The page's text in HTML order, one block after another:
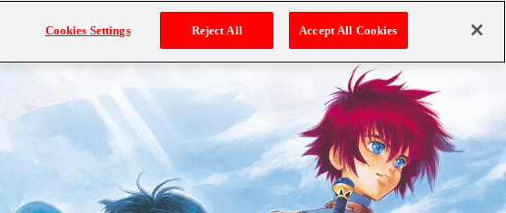
タイトルラインナップ テイルズ オブ コンテンツ メールマガジン
Cookies Settings Reject All Accept All Cookies